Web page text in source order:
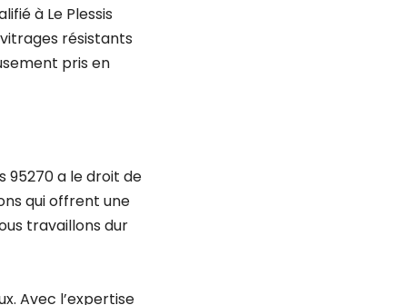
à Le Plessis
résistants
pris en
95270 a le droit de
qui offrent une
travaillons dur
Avec l’expertise